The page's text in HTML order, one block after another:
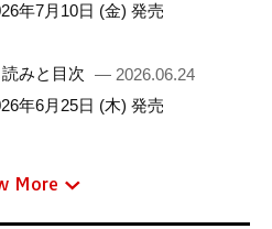
年7月10日 (金) 発売
みと目次 — 2026.06.24
年6月25日 (木) 発売
More